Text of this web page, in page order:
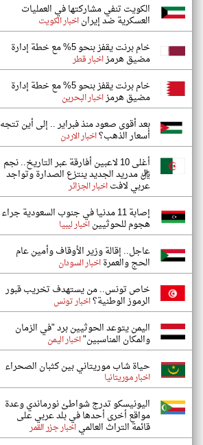
الكويت تنفي مشاركتها في العمليات
العسكرية ضد إيراناخبار الكويت
خام برنت يقفز بنحو 5% مع خطة إدارة
مضيق هرمزاخبار قطر
خام برنت يقفز بنحو 5% مع خطة إدارة
مضيق هرمزاخبار البحرين
بعد أقوى صعود منذ فبراير .. إلى أين تتجه
أسعار الذهب؟اخبار الاردن
أغلى 10 لاعبين أفارقة عبر التاريخ.. نجم
ريال مدريد الجديد ينتزع الصدارة وتواجد
عربي لافتاخبار الجزائر
إصابة 11 مدنيا في جنوب السعودية جراء
هجوم للحوثييناخبار ليبيا
عاجل.. إقالة وزير الأوقاف وأمين عام
الحج والعمرةاخبار السودان
خاص تونس.. من يستهدف تخريب قبور
الرموز الوطنية؟اخبار تونس
اليمن يتوعد الحوثيين برد "في الزمان
والمكان المناسبين"اخبار اليمن
حياة شاب موريتاني بين كثبان الصحراء
اخبار موريتانيا
اليونيسكو تدرج شواطئ نورماندي وعدة
مواقع أخرى أحدها في بلد عربي على
قائمة التراث العالمياخبار جزر القمر